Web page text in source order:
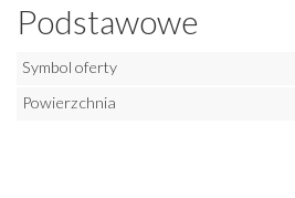
Podstawowe
Symbol oferty
Powierzchnia